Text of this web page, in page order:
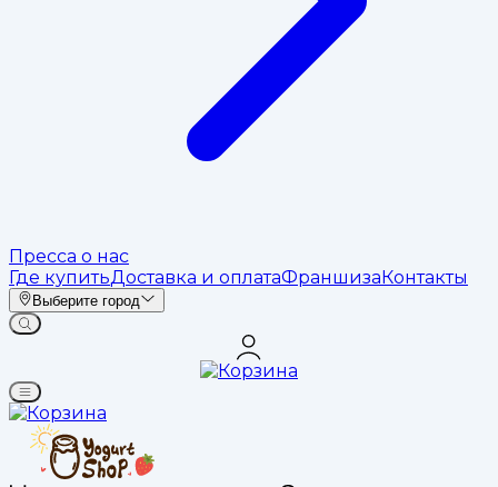
Пресса о нас
Где купитьДоставка и оплатаФраншизаКонтакты
Выберите город